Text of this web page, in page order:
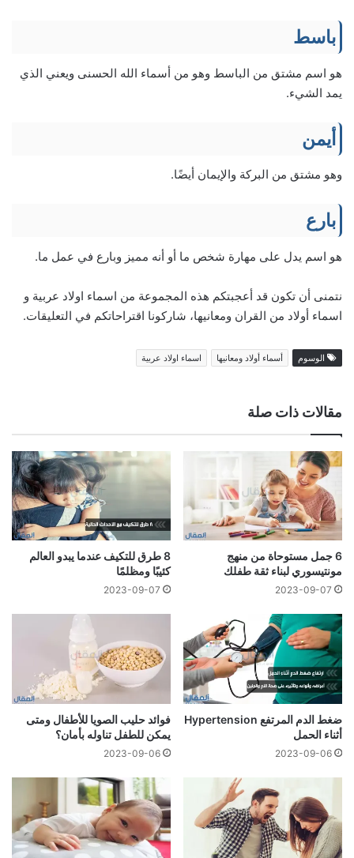
باسط
هو اسم مشتق من الباسط وهو من أسماء الله الحسنى ويعني الذي
يمد الشيء.
أيمن
وهو مشتق من البركة والإيمان أيضًا.
بارع
هو اسم يدل على مهارة شخص ما أو أنه مميز وبارع في عمل ما.
نتمنى أن تكون قد أعجبتكم هذه المجموعة من اسماء اولاد عربية و
اسماء أولاد من القران ومعانيها، شاركونا اقتراحاتكم في التعليقات.
الوسوم أسماء أولاد ومعانيها اسماء اولاد عربية
مقالات ذات صلة
6 جمل مستوحاة من منهج
مونتيسوري لبناء ثقة طفلك
2023-09-07
8 طرق للتكيف عندما يبدو العالم
كئيبًا ومظلمًا
2023-09-07
ضغط الدم المرتفع Hypertension
أثناء الحمل
2023-09-06
فوائد حليب الصويا للأطفال ومتى
يمكن للطفل تناوله بأمان؟
2023-09-06